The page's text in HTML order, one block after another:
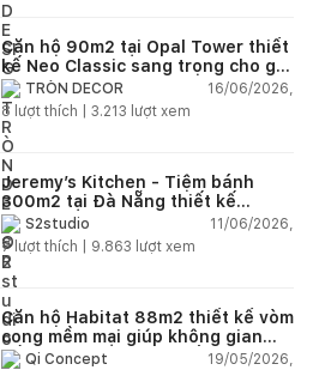
Căn hộ 90m2 tại Opal Tower thiết
kế Neo Classic sang trọng cho gia
đình trẻ
TRÒN DECOR
16/06/2026,
8 lượt thích | 3.213 lượt xem
Jeremy’s Kitchen - Tiệm bánh
300m2 tại Đà Nẵng thiết kế
phong cách công nghiệp hiện đại
ngập tràn ánh sáng tự nhiên
S2studio
11/06/2026,
7lượt thích | 9.863 lượt xem
Căn hộ Habitat 88m2 thiết kế vòm
cong mềm mại giúp không gian
sống hiện đại trở nên ấm áp hơn
Qi Concept
19/05/2026,